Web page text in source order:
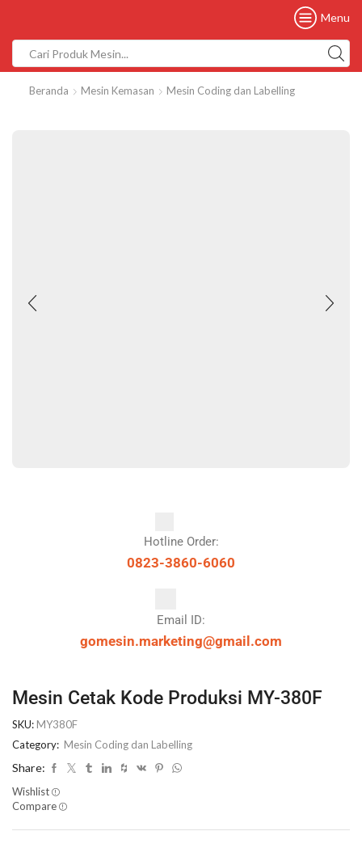
Menu
Beranda Mesin Kemasan Mesin Coding dan Labelling
Hotline Order:
0823-3860-6060
Email ID:
gomesin.marketing@gmail.com
Mesin Cetak Kode Produksi MY-380F
SKU: MY380F
Category: Mesin Coding dan Labelling
Share:
Wishlist
Compare